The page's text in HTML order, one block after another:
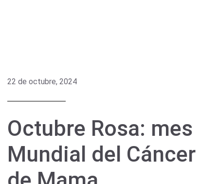
22 de octubre, 2024
Octubre Rosa: mes
Mundial del Cáncer